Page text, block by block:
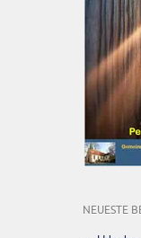
NEUESTE